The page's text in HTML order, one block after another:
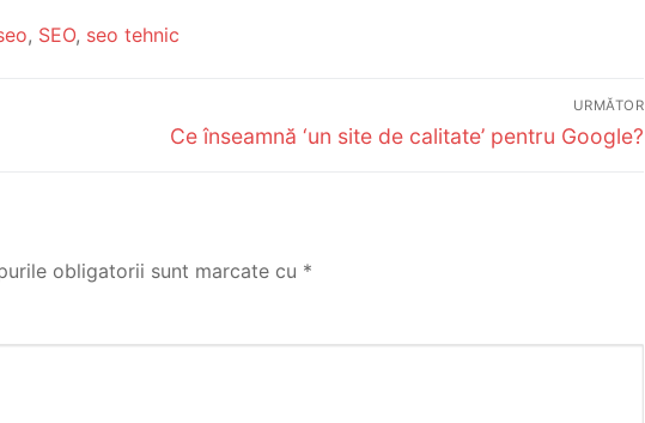
, SEO, seo tehnic
URMĂTOR
Articolul
Ce înseamnă ‘un site de calitate’ pentru Google?
obligatorii sunt marcate cu *